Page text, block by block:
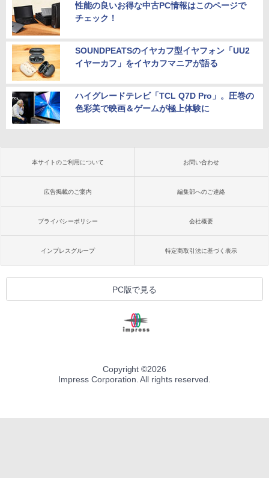
性能の良いお得な中古PC情報はこのページで
チェック！
SOUNDPEATSのイヤカフ型イヤフォン「UU2
イヤーカフ」をイヤカフマニアが語る
ハイグレードテレビ「TCL Q7D Pro」。圧巻の
色彩美で映画＆ゲームが極上体験に
本サイトのご利用について お問い合わせ
広告掲載のご案内 編集部へのご連絡
プライバシーポリシー 会社概要
インプレスグループ 特定商取引法に基づく表示
PC版で見る
Copyright ©2026
Impress Corporation. All rights reserved.